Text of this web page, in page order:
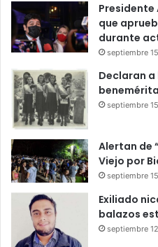
Presidente
que
durante
septiembre
Declaran a
septiembre
Alertan de
Viejo por
septiembre
Exiliado
balazos
septiembre